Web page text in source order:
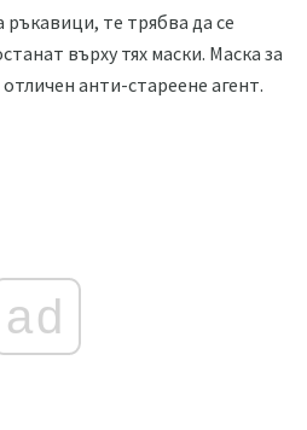
ръкавици, те трябва да се
върху тях маски. Маска за
анти-стареене агент.
ad